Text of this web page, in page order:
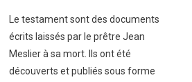
Le testament sont des documents
écrits laissés par le prêtre Jean
Meslier à sa mort. Ils ont été
découverts et publiés sous forme